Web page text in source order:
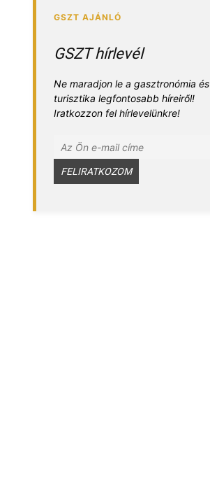
GSZT hírlevél
Ne maradjon le a gasztronómia és
turisztika legfontosabb híreiről!
Iratkozzon fel hírlevelünkre!